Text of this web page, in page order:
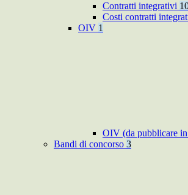
Contratti integrativi
Costi contratti
OIV 1
OIV (da pubblicare
Bandi di concorso 3